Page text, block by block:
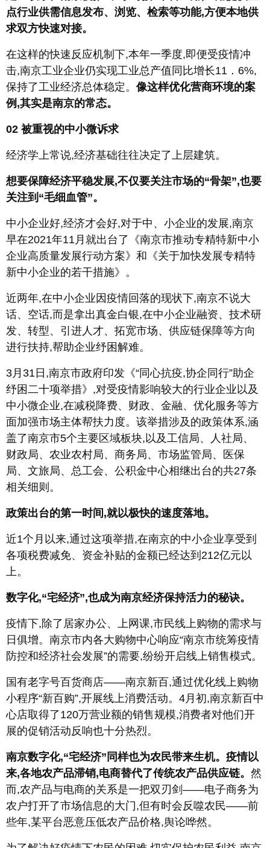
点行业供需信息发布、浏览、检索等功能,方便本地供
求双方快速对接。
在这样的快速反应机制下,本年一季度,即便受疫情冲
击,南京工业企业仍实现工业总产值同比增长11．6%,
保持了工业经济总体稳定。 像这样优化营商环境的案
例,其实是南京的常态。
02被重视的中小微诉求
经济学上常说,经济基础往往决定了上层建筑。
想要保障经济平稳发展,不仅要关注市场的“骨架”,也要
关注到“毛细血管”。
中小企业好,经济才会好,对于中、小企业的发展,南京
早在2021年11月就出台了《南京市推动专精特新中小
企业高质量发展行动方案》和《关于加快发展专精特
新中小企业的若干措施》。
近两年,在中小企业因疫情回落的现状下,南京不说大
话、空话,而是拿出真金白银,在中小企业融资、技术研
发、转型、引进人才、拓宽市场、供应链保障等方向
进行扶持,帮助企业纾困解难。
3月31日,南京市政府印发《“同心抗疫,协企同行”助企
纾困二十项举措》,对受疫情影响较大的行业企业以及
中小微企业,在减税降费、财政、金融、优化服务等方
面加强市场主体帮扶力度。该举措涉及的政策体系,涵
盖了南京市5个主要区域板块,以及工信局、人社局、
财政局、农业农村局、商务局、市场监管局、医保
局、文旅局、总工会、公积金中心相继出台的共27条
相关细则。
政策出台的第一时间,就以极快的速度落地。
近1个月以来,通过这项举措,在南京的中小企业享受到
各项税费减免、资金补贴的金额已经达到212亿元以
上。
数字化,“宅经济”,也成为南京经济保持活力的秘诀。
疫情下,除了居家办公、上网课,市民线上购物的需求与
日俱增。南京市内各大购物中心响应“南京市统筹疫情
防控和经济社会发展”的需要,纷纷开启线上销售模式。
国有老字号百货商店——南京新百,通过优化线上购物
小程序“新百购”,开展线上消费活动。4月初,南京新百中
心店取得了120万营业额的销售规模,消费者对他们开
展的促销活动反响也十分热烈。
南京数字化,“宅经济”同样也为农民带来生机。疫情以
来,各地农产品滞销,电商替代了传统农产品供应链。 然
而,农产品与电商的关系是一把双刃剑——电子商务为
农户打开了市场信息的大门,但有时会反噬农民——前
些年,某平台恶意压低农产品价格,舆论哗然。